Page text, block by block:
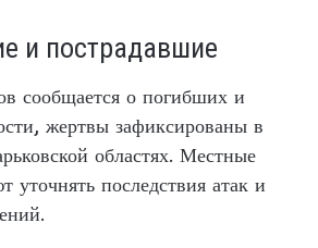
и пострадавшие
сообщается о погибших и
жертвы зафиксированы в
областях. Местные
уточнять последствия атак и